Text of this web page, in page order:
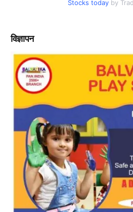
Stocks today by
विज्ञापन